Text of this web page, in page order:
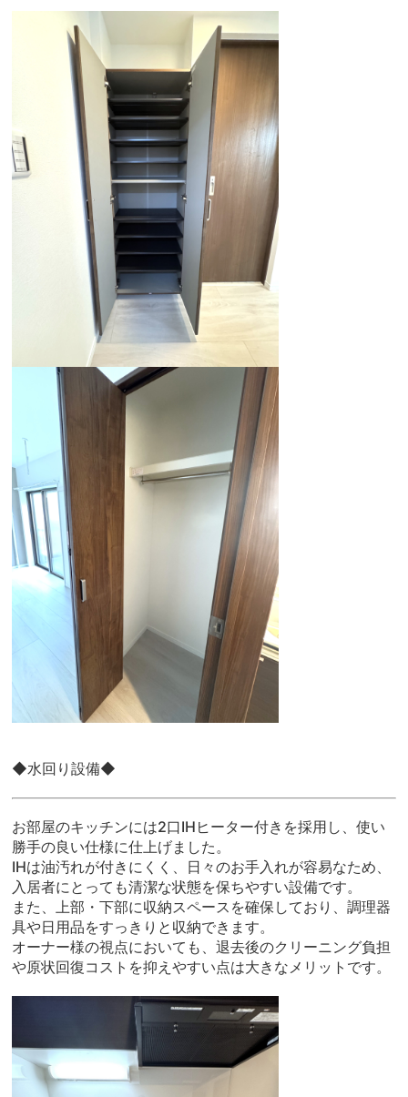
◆水回り設備◆
お部屋のキッチンには2口IHヒーター付きを採用し、使い
勝手の良い仕様に仕上げました。
IHは油汚れが付きにくく、日々のお手入れが容易なため、
入居者にとっても清潔な状態を保ちやすい設備です。
また、上部・下部に収納スペースを確保しており、調理器
具や日用品をすっきりと収納できます。
オーナー様の視点においても、退去後のクリーニング負担
や原状回復コストを抑えやすい点は大きなメリットです。